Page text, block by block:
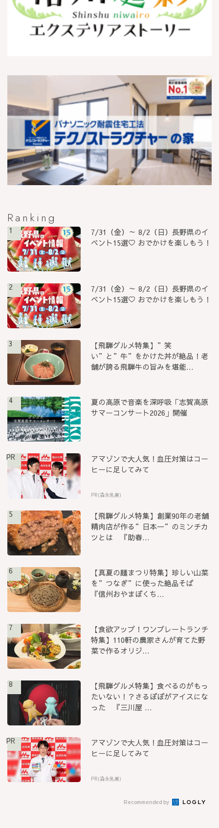
Ranking
1
7/31（金）～ 8/2（日）長野県のイ
ベント15選♡ おでかけを楽しもう！
2
7/31（金）～ 8/2（日）長野県のイ
ベント15選♡ おでかけを楽しもう！
3
【飛騨グルメ特集】”笑
い”と”牛”をかけた丼が絶品！老
舗が誇る飛騨牛の旨みを堪能...
4
夏の高原で音楽を深呼吸「志賀高原
サマーコンサート2026」開催
PR
アマゾンで大人気！血圧対策はコー
ヒーに足してみて
PR(森永乳業)
5
【飛騨グルメ特集】創業90年の老舗
精肉店が作る”日本一”のミンチカ
ツとは 『助春...
6
【真夏の麺まつり特集】珍しい山菜
を”つなぎ”に使った絶品そば
『信州おやまぼくち...
7
【食欲アップ！ワンプレートランチ
特集】110軒の農家さんが育てた野
菜で作るオリジ...
8
【飛騨グルメ特集】食べるのがもっ
たいない！？さるぼぼがアイスにな
った 『三川屋 ...
PR
アマゾンで大人気！血圧対策はコー
ヒーに足してみて
PR(森永乳業)
Recommended by